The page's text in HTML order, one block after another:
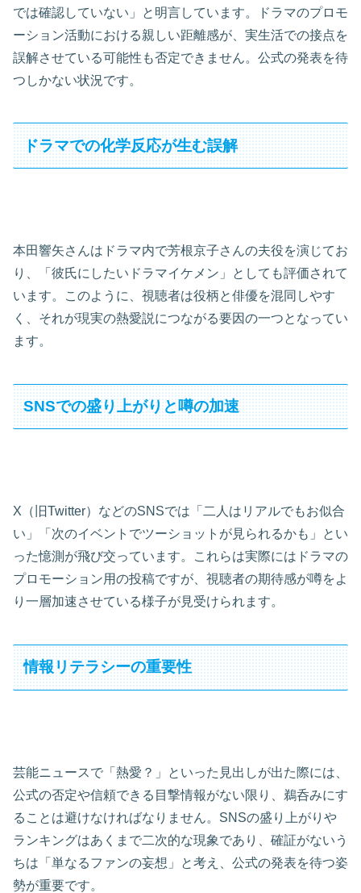
では確認していない」と明言しています。ドラマのプロモ
ーション活動における親しい距離感が、実生活での接点を
誤解させている可能性も否定できません。公式の発表を待
つしかない状況です。
ドラマでの化学反応が生む誤解
本田響矢さんはドラマ内で芳根京子さんの夫役を演じてお
り、「彼氏にしたいドラマイケメン」としても評価されて
います。このように、視聴者は役柄と俳優を混同しやす
く、それが現実の熱愛説につながる要因の一つとなってい
ます。
SNSでの盛り上がりと噂の加速
X（旧Twitter）などのSNSでは「二人はリアルでもお似合
い」「次のイベントでツーショットが見られるかも」とい
った憶測が飛び交っています。これらは実際にはドラマの
プロモーション用の投稿ですが、視聴者の期待感が噂をよ
り一層加速させている様子が見受けられます。
情報リテラシーの重要性
芸能ニュースで「熱愛？」といった見出しが出た際には、
公式の否定や信頼できる目撃情報がない限り、鵜呑みにす
ることは避けなければなりません。SNSの盛り上がりや
ランキングはあくまで二次的な現象であり、確証がないう
ちは「単なるファンの妄想」と考え、公式の発表を待つ姿
勢が重要です。